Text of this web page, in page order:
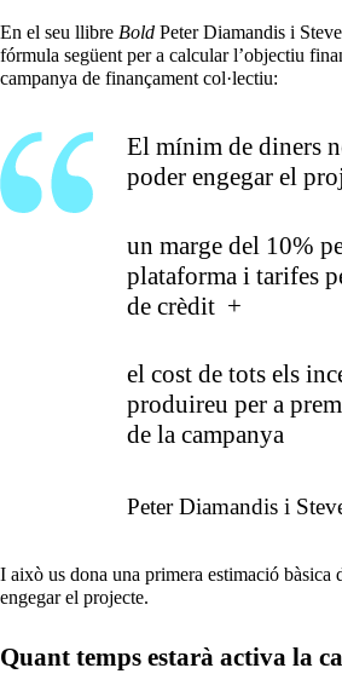
En el seu llibre Bold Peter Diamandis i
fórmula següent per a calcular l’objectiu
campanya de finançament col·lectiu:
El mínim de diners
poder engegar el
un marge del 10%
plataforma i tarifes
de crèdit +
el cost de tots els
produireu per a
de la campanya
Peter Diamandis i
I això us dona una primera estimació bàsica
engegar el projecte.
Quant temps estarà activa la